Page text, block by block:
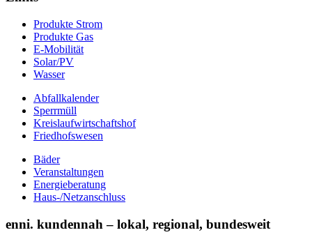
Produkte Strom
Produkte Gas
E-Mobilität
Solar/PV
Wasser
Abfallkalender
Sperrmüll
Kreislaufwirtschaftshof
Friedhofswesen
Bäder
Veranstaltungen
Energieberatung
Haus-/Netzanschluss
enni. kundennah – lokal, regional, bundesweit